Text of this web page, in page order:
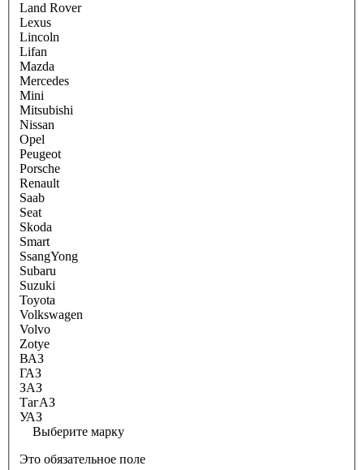
Land Rover
Lexus
Lincoln
Lifan
Mazda
Mercedes
Mini
Mitsubishi
Nissan
Opel
Peugeot
Porsche
Renault
Saab
Seat
Skoda
Smart
SsangYong
Subaru
Suzuki
Toyota
Volkswagen
Volvo
Zotye
ВАЗ
ГАЗ
ЗАЗ
ТагАЗ
УАЗ
Выберите марку
Это обязательное поле